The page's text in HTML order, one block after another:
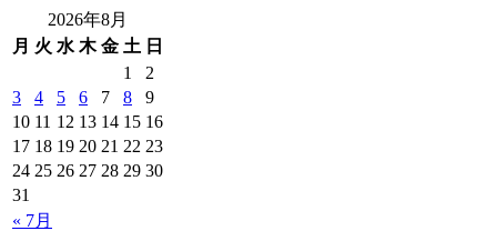
2026年8月
月 火 水 木 金 土 日
« 7月
1
2
3
4 5 6 7 8
9
10 11 12 13 14 15 16
17 18 19 20 21 22 23
24 25 26 27 28 29 30
31